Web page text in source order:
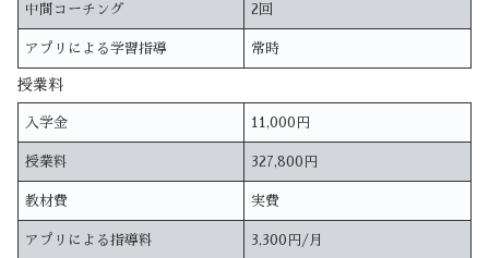
中間コーチング 2回
アプリによる学習指導 常時
授業料
入学金 11,000円
授業料 327,800円
教材費 実費
アプリによる指導料 3,300円/月